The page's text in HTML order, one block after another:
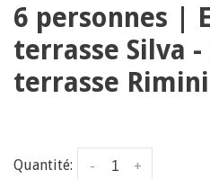
6 personnes |
terrasse Silva -
terrasse Rimini
Quantité: +
-